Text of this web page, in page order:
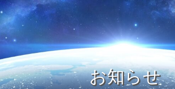
お知らせ